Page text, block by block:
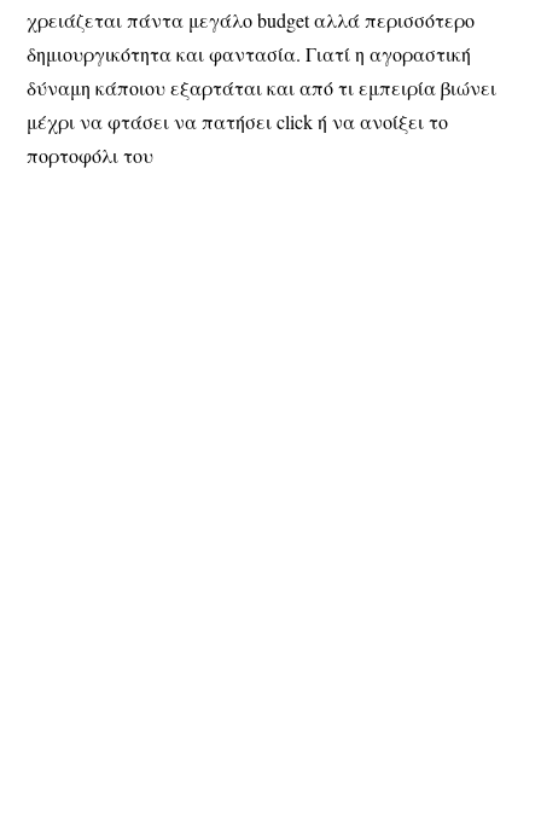
χρειάζεται πάντα μεγάλο budget αλλά περισσότερο
δημιουργικότητα και φαντασία. Γιατί η αγοραστική
δύναμη κάποιου εξαρτάται και από τι εμπειρία βιώνει
μέχρι να φτάσει να πατήσει click ή να ανοίξει το
πορτοφόλι του